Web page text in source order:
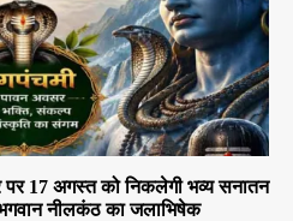
17 अगस्त को निकलेगी भव्य सनातन
भगवान नीलकंठ का जलाभिषेक